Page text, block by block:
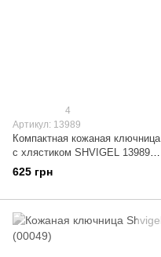
4
Артикул: 13989
Компактная кожаная ключница
с хлястиком SHVIGEL 13989
Коричневая
625 грн